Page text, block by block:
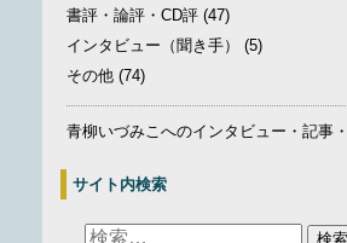
書評・論評・CD評 (47)
インタビュー（聞き手）
(5)
その他 (74)
青柳いづみこへのインタビュー・記事
サイト内検索